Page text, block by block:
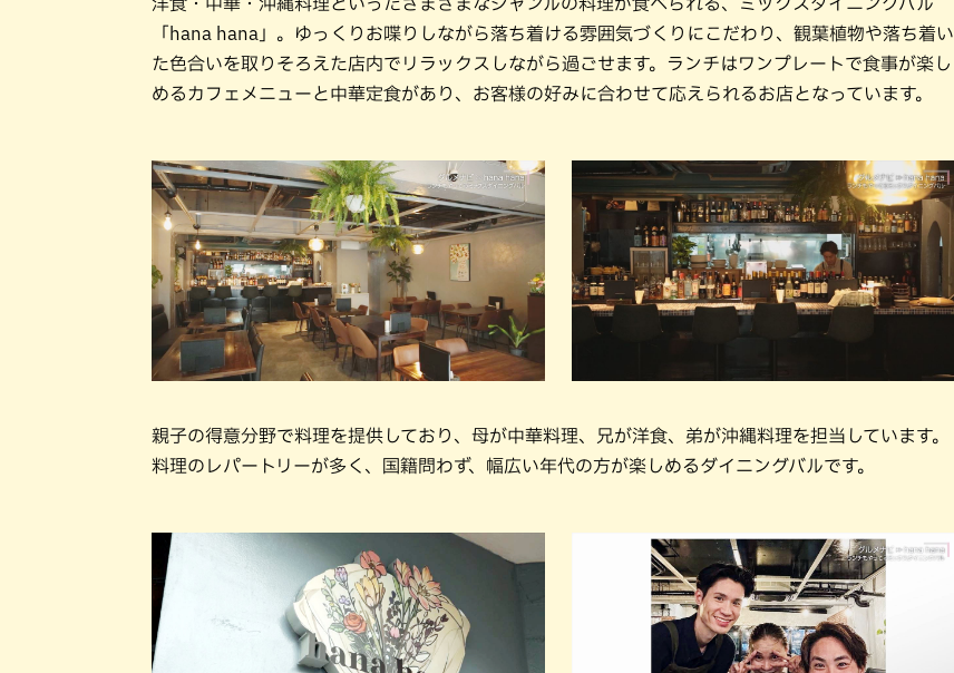
「hana hana」。ゆっくりお喋りしながら落ち着ける雰囲気づくりにこだわり、観葉植物や落ち着い
た色合いを取りそろえた店内でリラックスしながら過ごせます。ランチはワンプレートで食事が楽し
めるカフェメニューと中華定食があり、お客様の好みに合わせて応えられるお店となっています。
親子の得意分野で料理を提供しており、母が中華料理、兄が洋食、弟が沖縄料理を担当しています。
料理のレパートリーが多く、国籍問わず、幅広い年代の方が楽しめるダイニングバルです。